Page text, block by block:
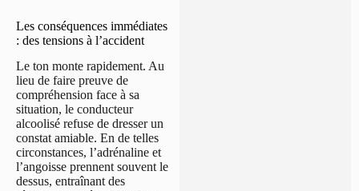
Les conséquences immédiates
: des tensions à l’accident
Le ton monte rapidement. Au
lieu de faire preuve de
compréhension face à sa
situation, le conducteur
alcoolisé refuse de dresser un
constat amiable. En de telles
circonstances, l’adrénaline et
l’angoisse prennent souvent le
dessus, entraînant des